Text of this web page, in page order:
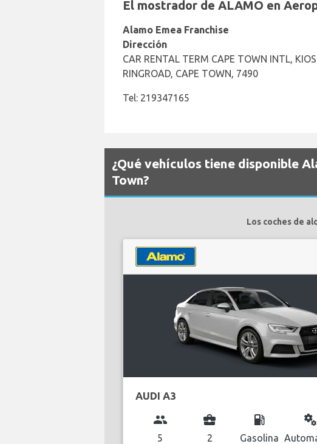
El mostrador de ALAMO en
Alamo Emea Franchise
Dirección
CAR RENTAL TERM CAPE TOWN INTL,
RINGROAD, CAPE TOWN, 7490
Tel: 219347165
¿Qué vehículos tiene disponible
Town?
Los coches de
AUDI A3
group
5
business_center
2
local_gas_station
Gasolina
miscellaneous_services